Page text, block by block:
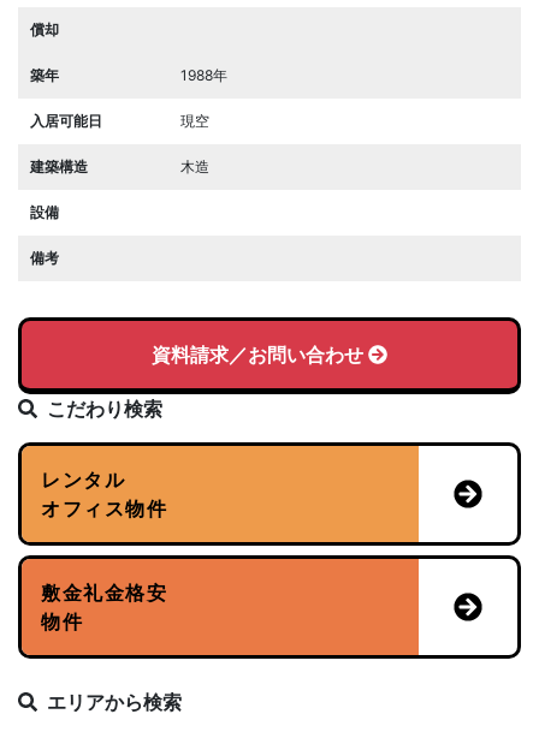
償却
築年 1988年
入居可能日 現空
建築構造 木造
設備
備考
資料請求／お問い合わせ
こだわり検索
レンタル
オフィス物件
敷金礼金格安
物件
エリアから検索